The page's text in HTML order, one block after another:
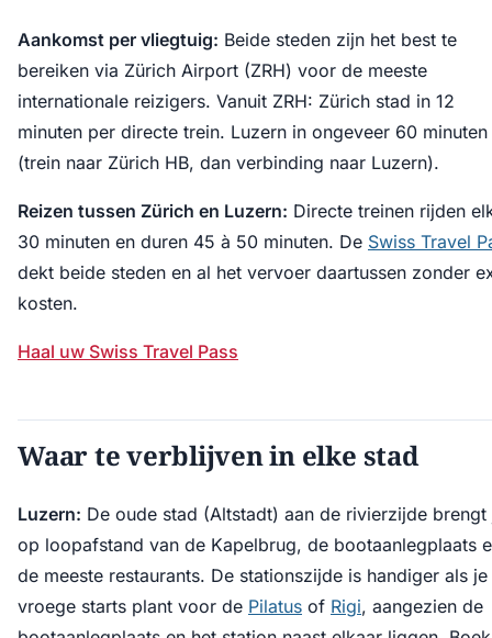
Aankomst per vliegtuig: Beide steden zijn het best te
bereiken via Zürich Airport (ZRH) voor de meeste
internationale reizigers. Vanuit ZRH: Zürich stad in 12
minuten per directe trein. Luzern in ongeveer 60 minuten
(trein naar Zürich HB, dan verbinding naar Luzern).
Reizen tussen Zürich en Luzern: Directe treinen rijden
30 minuten en duren 45 à 50 minuten. De Swiss Travel
dekt beide steden en al het vervoer daartussen zonder
kosten.
Haal uw Swiss Travel Pass
Waar te verblijven in elke stad
Luzern: De oude stad (Altstadt) aan de rivierzijde brengt
op loopafstand van de Kapelbrug, de bootaanlegplaats
de meeste restaurants. De stationszijde is handiger als je
vroege starts plant voor de Pilatus of Rigi, aangezien de